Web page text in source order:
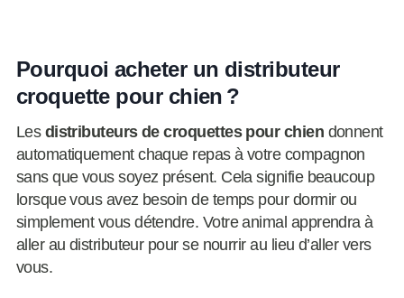
Pourquoi acheter un distributeur
croquette pour chien ?
Les distributeurs de croquettes pour chien donnent
automatiquement chaque repas à votre compagnon
sans que vous soyez présent. Cela signifie beaucoup
lorsque vous avez besoin de temps pour dormir ou
simplement vous détendre. Votre animal apprendra à
aller au distributeur pour se nourrir au lieu d’aller vers
vous.